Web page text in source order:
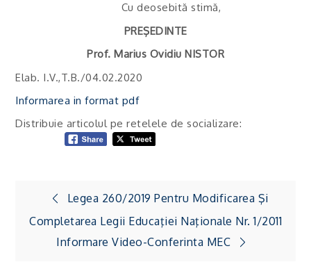
Cu deosebită stimă,
PREŞEDINTE
Prof. Marius Ovidiu NISTOR
Elab. I.V.,T.B./04.02.2020
Informarea in format pdf
Distribuie articolul pe retelele de socializare:
Navigare
articole
Legea 260/2019 Pentru Modificarea Şi
Completarea Legii Educaţiei Naţionale Nr. 1/2011
Informare Video-Conferinta MEC